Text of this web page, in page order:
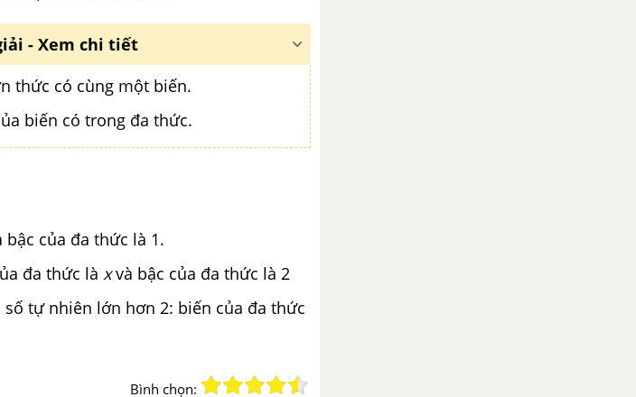
- Xem chi tiết
thức có cùng một biến.
biến có trong đa thức.
bậc của đa thức là 1.
đa thức là xvà bậc của đa thức là 2
số tự nhiên lớn hơn 2: biến của đa thức
Bình chọn: